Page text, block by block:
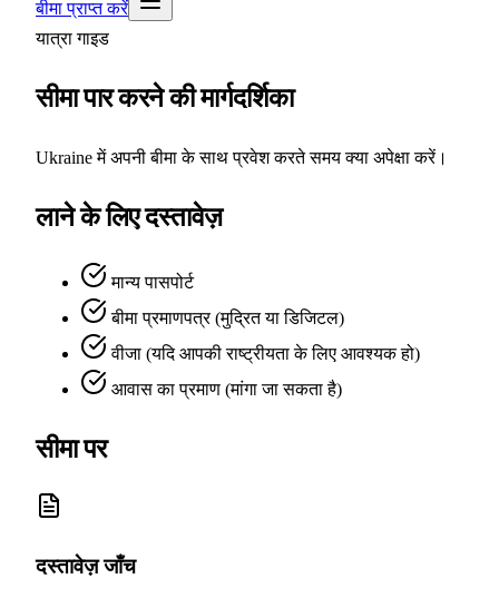
बीमा प्राप्त करें
यात्रा गाइड
सीमा पार करने की मार्गदर्शिका
Ukraine में अपनी बीमा के साथ प्रवेश करते समय क्या अपेक्षा करें।
लाने के लिए दस्तावेज़
मान्य पासपोर्ट
बीमा प्रमाणपत्र (मुद्रित या डिजिटल)
वीजा (यदि आपकी राष्ट्रीयता के लिए आवश्यक हो)
आवास का प्रमाण (मांगा जा सकता है)
सीमा पर
दस्तावेज़ जाँच